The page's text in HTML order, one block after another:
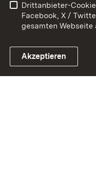
Link zum Landesportal
Impressum
Drittanbieter-
Facebook, X /
gesamten
Akzeptieren